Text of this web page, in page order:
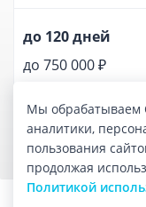
до 120 дней
до 750 000 ₽
Мы обрабатываем
аналитики,
пользования
продолжая
Политикой